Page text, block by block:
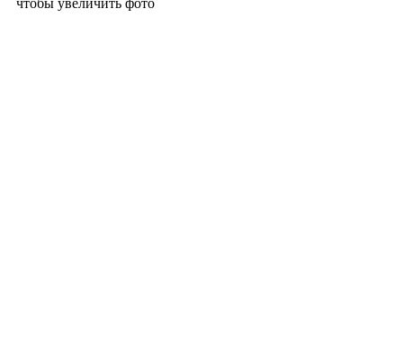
чтобы увеличить фото